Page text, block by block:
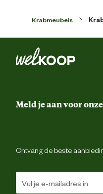
Krabmeubels
Meld je aan voor
Ontvang de beste